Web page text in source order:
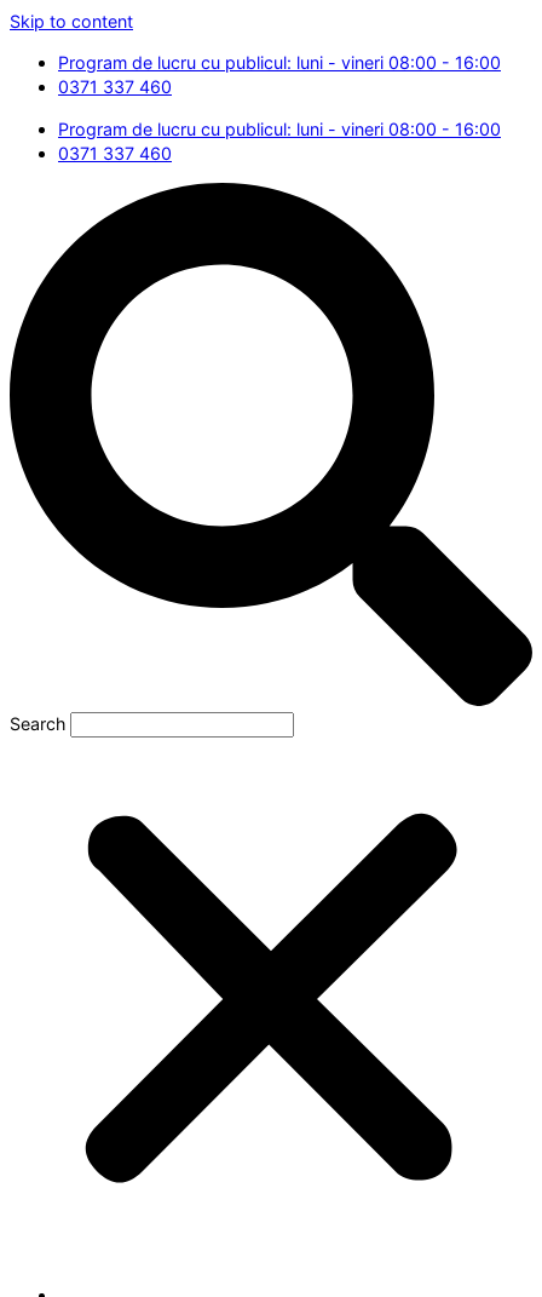
Skip to content
Program de lucru cu publicul: luni - vineri 08:00 - 16:00
0371 337 460
Program de lucru cu publicul: luni - vineri 08:00 - 16:00
0371 337 460
Search